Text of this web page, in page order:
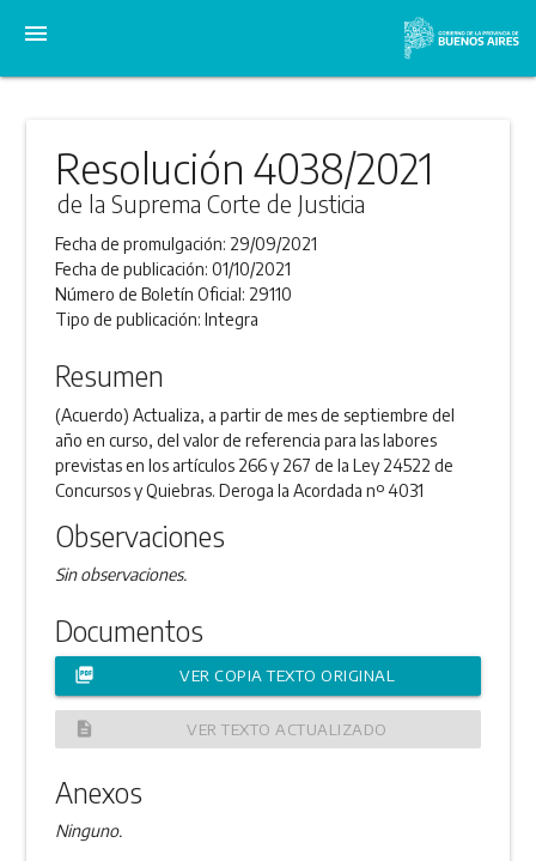
menu
Resolución 4038/2021
de la Suprema Corte de Justicia
Fecha de promulgación: 29/09/2021
Fecha de publicación:01/10/2021
Número de Boletín Oficial: 29110
Tipo de publicación:Integra
Resumen
(Acuerdo) Actualiza, a partir de mes de septiembre del
año en curso, del valor de referencia para las labores
previstas en los artículos 266 y 267 de la Ley 24522 de
Concursos y Quiebras. Deroga la Acordada nº 4031
Observaciones
Sin observaciones.
Documentos
picture_as_pdf VER COPIA TEXTO ORIGINAL
description VER TEXTO ACTUALIZADO
Anexos
Ninguno.